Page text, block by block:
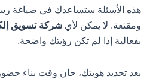
هذه الأسئلة ستساعدك في صياغة
ومقنعة. لا يمكن لأيشركة تسويق
بفعالية إذا لم تكن رؤيتك واضحة.
بعد تحديد هويتك، حان وقت بناء حضورك